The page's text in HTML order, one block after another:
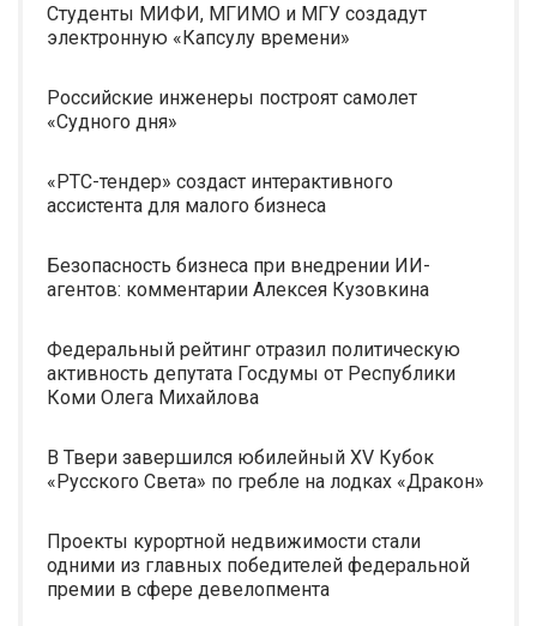
Студенты МИФИ, МГИМО и МГУ создадут
электронную «Капсулу времени»
Российские инженеры построят самолет
«Судного дня»
«РТС-тендер» создаст интерактивного
ассистента для малого бизнеса
Безопасность бизнеса при внедрении ИИ-
агентов: комментарии Алексея Кузовкина
Федеральный рейтинг отразил политическую
активность депутата Госдумы от Республики
Коми Олега Михайлова
В Твери завершился юбилейный XV Кубок
«Русского Света» по гребле на лодках «Дракон»
Проекты курортной недвижимости стали
одними из главных победителей федеральной
премии в сфере девелопмента